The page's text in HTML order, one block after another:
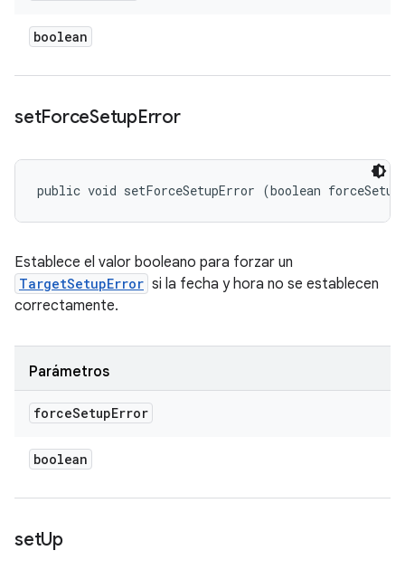
boolean
setForceSetupError
public void setForceSetupError (boolean
Establece el valor booleano para forzar un
TargetSetupError si la fecha y hora no se establecen
correctamente.
Parámetros
forceSetupError
boolean
setUp